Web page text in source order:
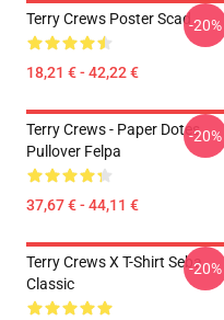
Terry Crews Poster Scad
18,21 € - 42,22 €
-20%
Terry Crews - Paper Dotes
Pullover Felpa
37,67 € - 44,11 €
-20%
Terry Crews X T-Shirt Seba
Classic
-20%